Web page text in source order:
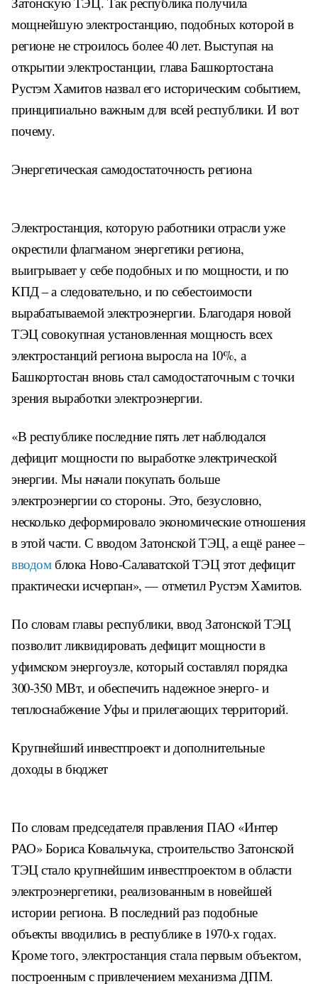
мощнейшую электростанцию, подобных которой в
регионе не строилось более 40 лет.Выступая на
открытии электростанции, глава Башкортостана
Рустэм Хамитов назвал его историческим событием,
принципиально важным для всей республики. И вот
почему.
Энергетическая самодостаточность региона
Электростанция, которую работники отрасли уже
окрестили флагманом энергетики региона,
выигрывает у себе подобных и по мощности, и по
КПД – а следовательно, и по себестоимости
вырабатываемой электроэнергии. Благодаря новой
ТЭЦ совокупная установленная мощность всех
электростанций региона выросла на 10%, а
Башкортостан вновь стал самодостаточным с точки
зрения выработки электроэнергии.
«В республике последние пять лет наблюдался
дефицит мощности по выработке электрической
энергии. Мы начали покупать больше
электроэнергии со стороны. Это, безусловно,
несколько деформировало экономические отношения
в этой части. С вводом Затонской ТЭЦ, а ещё ранее –
вводомблока Ново-Салаватской ТЭЦ этот дефицит
практически исчерпан», — отметил Рустэм Хамитов.
По словам главы республики, ввод Затонской ТЭЦ
позволит ликвидировать дефицит мощности в
уфимском энергоузле, который составлял порядка
300-350 МВт, и обеспечить надежное энерго- и
теплоснабжение Уфы и прилегающих территорий.
Крупнейший инвестпроект и дополнительные
доходы в бюджет
По словам председателя правления ПАО «Интер
РАО» Бориса Ковальчука, строительство Затонской
ТЭЦ стало крупнейшим инвестпроектом в области
электроэнергетики, реализованным в новейшей
истории региона. В последний раз подобные
объекты вводились в республике в 1970-х годах.
Кроме того, электростанция стала первым объектом,
построенным с привлечением механизма ДПМ.